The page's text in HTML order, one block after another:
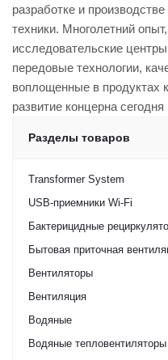
разработке и
техники. Многолетний
исследовательские
передовые технологии,
воплощенные в продуктах
развитие концерна
Разделы товаров
Transformer System
USB-приемники Wi-Fi
Бактерицидные
Бытовая приточная
Вентиляторы
Вентиляция
Водяные
Водяные тепловентиляторы